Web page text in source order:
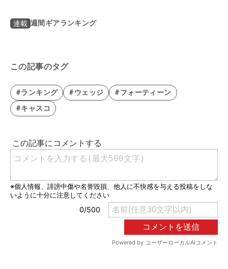
連載 週間ギアランキング
この記事のタグ
#ランキング #ウェッジ
#フォーティーン
#キャスコ